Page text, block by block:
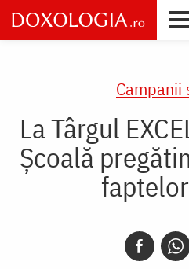
Skip
to
main
Campanii
La Târgul
Școală